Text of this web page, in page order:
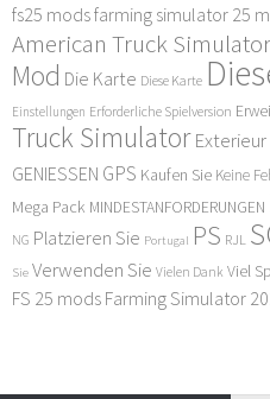
fs25 modsfarming simulator 25
American Truck Simulator
Mod Die Karte Diese Karte
Einstellungen Erforderliche Spielversion
Truck Simulator
GENIESSEN GPS Kaufen Sie Keine
Mega Pack MINDESTANFORDERUNGEN
NG Platzieren Sie Portugal PS RJL
Sie Verwenden Sie Vielen Dank Viel
FS 25 mods Farming Simulator